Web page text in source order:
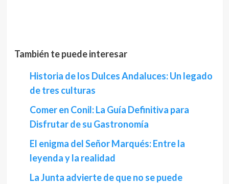
También te puede interesar
Historia de los Dulces Andaluces: Un legado
de tres culturas
Comer en Conil: La Guía Definitiva para
Disfrutar de su Gastronomía
El enigma del Señor Marqués: Entre la
leyenda y la realidad
La Junta advierte de que no se puede